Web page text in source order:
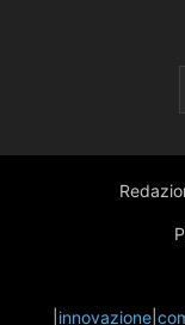
innovazione